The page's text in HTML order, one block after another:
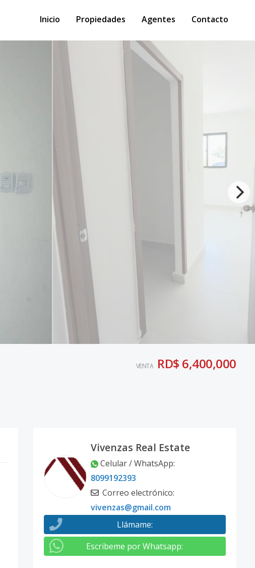
Inicio Propiedades Agentes Contacto
VENTA RD$ 6,400,000
Vivenzas Real Estate
Celular / WhatsApp:
8099192393
Correo electrónico:
vivenzas@gmail.com
Llámame:
Escribeme por Whatsapp: